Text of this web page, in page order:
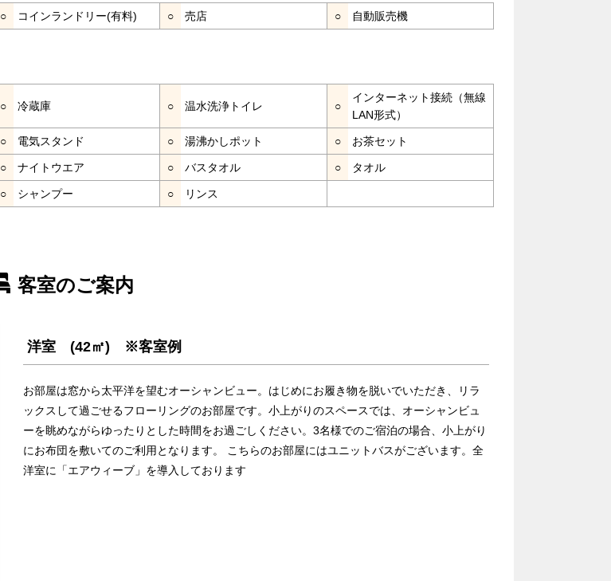
○ コインランドリー(有料) ○ 売店 ○ 自動販売機
○ 冷蔵庫 ○ 温水洗浄トイレ ○
インターネット接続（無線
LAN形式）
○ 電気スタンド ○ 湯沸かしポット ○ お茶セット
○ ナイトウエア ○ バスタオル ○ タオル
○ シャンプー ○ リンス
客室のご案内
洋室 (42㎡) ※客室例
お部屋は窓から太平洋を望むオーシャンビュー。はじめにお履き物を脱いでいただき、リラ
ックスして過ごせるフローリングのお部屋です。小上がりのスペースでは、オーシャンビュ
ーを眺めながらゆったりとした時間をお過ごしください。3名様でのご宿泊の場合、小上がり
にお布団を敷いてのご利用となります。 こちらのお部屋にはユニットバスがございます。全
洋室に「エアウィーブ」を導入しております